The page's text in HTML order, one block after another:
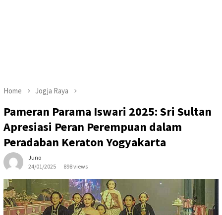
Home Jogja Raya
Pameran Parama Iswari 2025: Sri Sultan
Apresiasi Peran Perempuan dalam
Peradaban Keraton Yogyakarta
Juno
24/01/2025
898 views